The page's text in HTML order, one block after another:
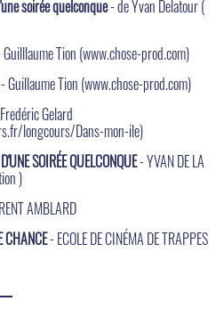
soirée quelconque- de Yvan Delatour (
Tion (www.chose-prod.com)
- Guillaume Tion (www.chose-prod.com)
Gelard
longcours/Dans-mon-ile)
SOIRÉE QUELCONQUE- YVAN DE LA
)
AMBLARD
CHANCE- ECOLE DE CINÉMA DE TRAPPES